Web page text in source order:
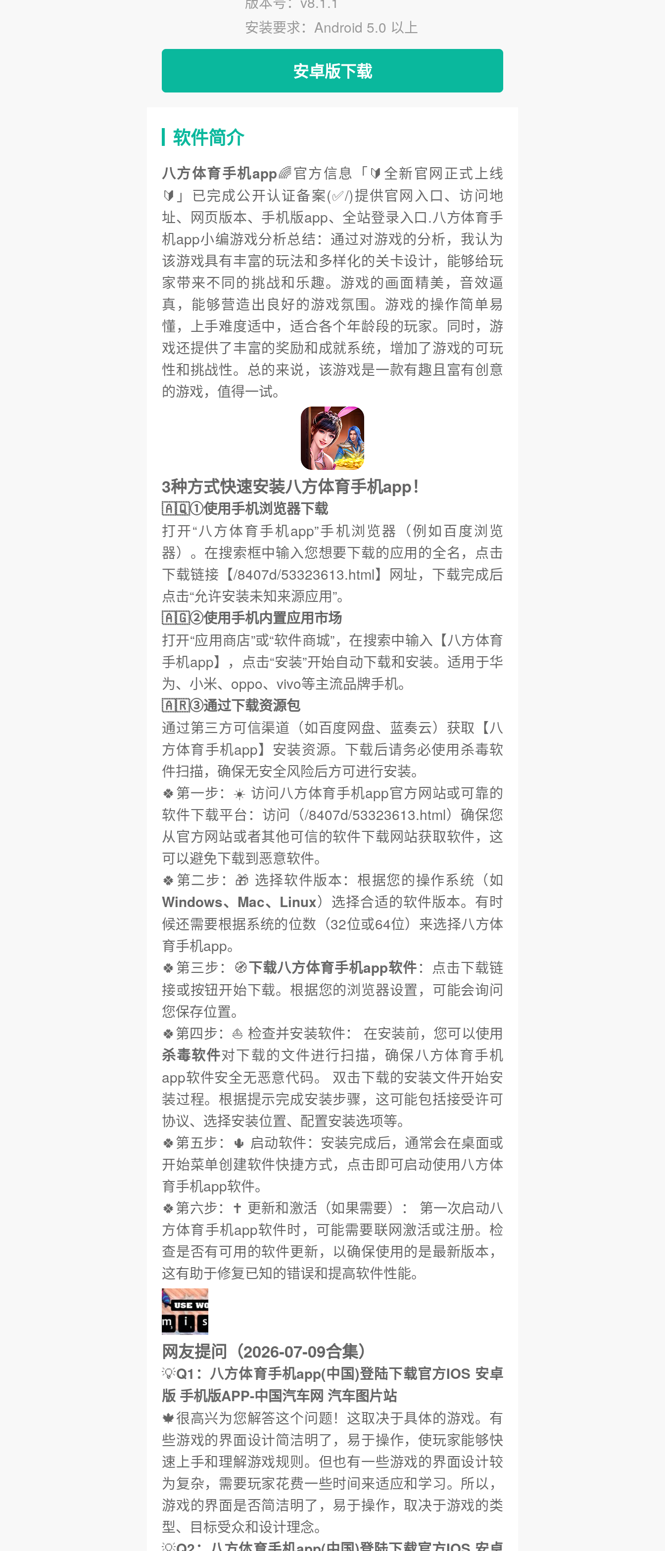
安装要求：Android 5.0 以上
安卓版下载
软件简介
八方体育手机app🌈官方信息「🔰全新官网正式上线
🔰」已完成公开认证备案(✅/)提供官网入口、访问地
址、网页版本、手机版app、全站登录入口.八方体育手
机app小编游戏分析总结：通过对游戏的分析，我认为
该游戏具有丰富的玩法和多样化的关卡设计，能够给玩
家带来不同的挑战和乐趣。游戏的画面精美，音效逼
真，能够营造出良好的游戏氛围。游戏的操作简单易
懂，上手难度适中，适合各个年龄段的玩家。同时，游
戏还提供了丰富的奖励和成就系统，增加了游戏的可玩
性和挑战性。总的来说，该游戏是一款有趣且富有创意
的游戏，值得一试。
3种方式快速安装八方体育手机app！
🇦🇶①使用手机浏览器下载
打开“八方体育手机app”手机浏览器（例如百度浏览
器）。在搜索框中输入您想要下载的应用的全名，点击
下载链接【/8407d/53323613.html】网址，下载完成后
点击“允许安装未知来源应用”。
🇦🇬②使用手机内置应用市场
打开“应用商店”或“软件商城”，在搜索中输入【八方体育
手机app】，点击“安装”开始自动下载和安装。适用于华
为、小米、oppo、vivo等主流品牌手机。
🇦🇷③通过下载资源包
通过第三方可信渠道（如百度网盘、蓝奏云）获取【八
方体育手机app】安装资源。下载后请务必使用杀毒软
件扫描，确保无安全风险后方可进行安装。
🍀第一步：☀️ 访问八方体育手机app官方网站或可靠的
软件下载平台：访问（/8407d/53323613.html）确保您
从官方网站或者其他可信的软件下载网站获取软件，这
可以避免下载到恶意软件。
🍀第二步：🎁 选择软件版本：根据您的操作系统（如
Windows、Mac、Linux）选择合适的软件版本。有时
候还需要根据系统的位数（32位或64位）来选择八方体
育手机app。
🍀第三步：🧭下载八方体育手机app软件：点击下载链
接或按钮开始下载。根据您的浏览器设置，可能会询问
您保存位置。
🍀第四步：⛵️ 检查并安装软件： 在安装前，您可以使用
杀毒软件对下载的文件进行扫描，确保八方体育手机
app软件安全无恶意代码。 双击下载的安装文件开始安
装过程。根据提示完成安装步骤，这可能包括接受许可
协议、选择安装位置、配置安装选项等。
🍀第五步：🌵 启动软件：安装完成后，通常会在桌面或
开始菜单创建软件快捷方式，点击即可启动使用八方体
育手机app软件。
🍀第六步：✝️ 更新和激活（如果需要）： 第一次启动八
方体育手机app软件时，可能需要联网激活或注册。检
查是否有可用的软件更新，以确保使用的是最新版本，
这有助于修复已知的错误和提高软件性能。
网友提问（2026-07-09合集）
💡Q1：八方体育手机app(中国)登陆下载官方IOS 安卓
版 手机版APP-中国汽车网 汽车图片站
🍁很高兴为您解答这个问题！这取决于具体的游戏。有
些游戏的界面设计简洁明了，易于操作，使玩家能够快
速上手和理解游戏规则。但也有一些游戏的界面设计较
为复杂，需要玩家花费一些时间来适应和学习。所以，
游戏的界面是否简洁明了，易于操作，取决于游戏的类
型、目标受众和设计理念。